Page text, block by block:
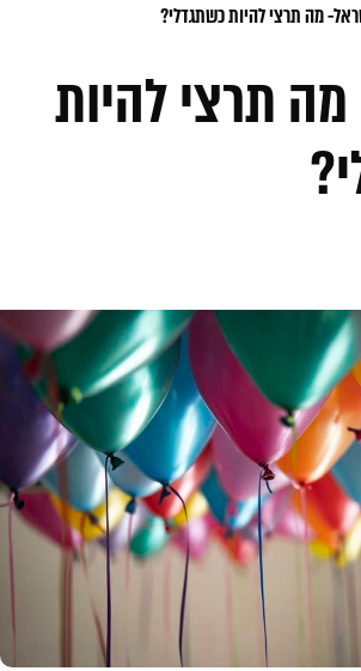
מה תרצי להיות כשתגדלי?
תרצי להיות